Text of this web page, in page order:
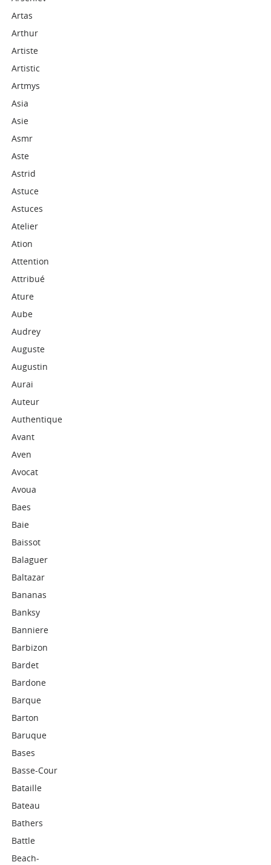
Artas
Arthur
Artiste
Artistic
Artmys
Asia
Asie
Asmr
Aste
Astrid
Astuce
Astuces
Atelier
Ation
Attention
Attribué
Ature
Aube
Audrey
Auguste
Augustin
Aurai
Auteur
Authentique
Avant
Aven
Avocat
Avoua
Baes
Baie
Baissot
Balaguer
Baltazar
Bananas
Banksy
Banniere
Barbizon
Bardet
Bardone
Barque
Barton
Baruque
Bases
Basse-Cour
Bataille
Bateau
Bathers
Battle
Beach-